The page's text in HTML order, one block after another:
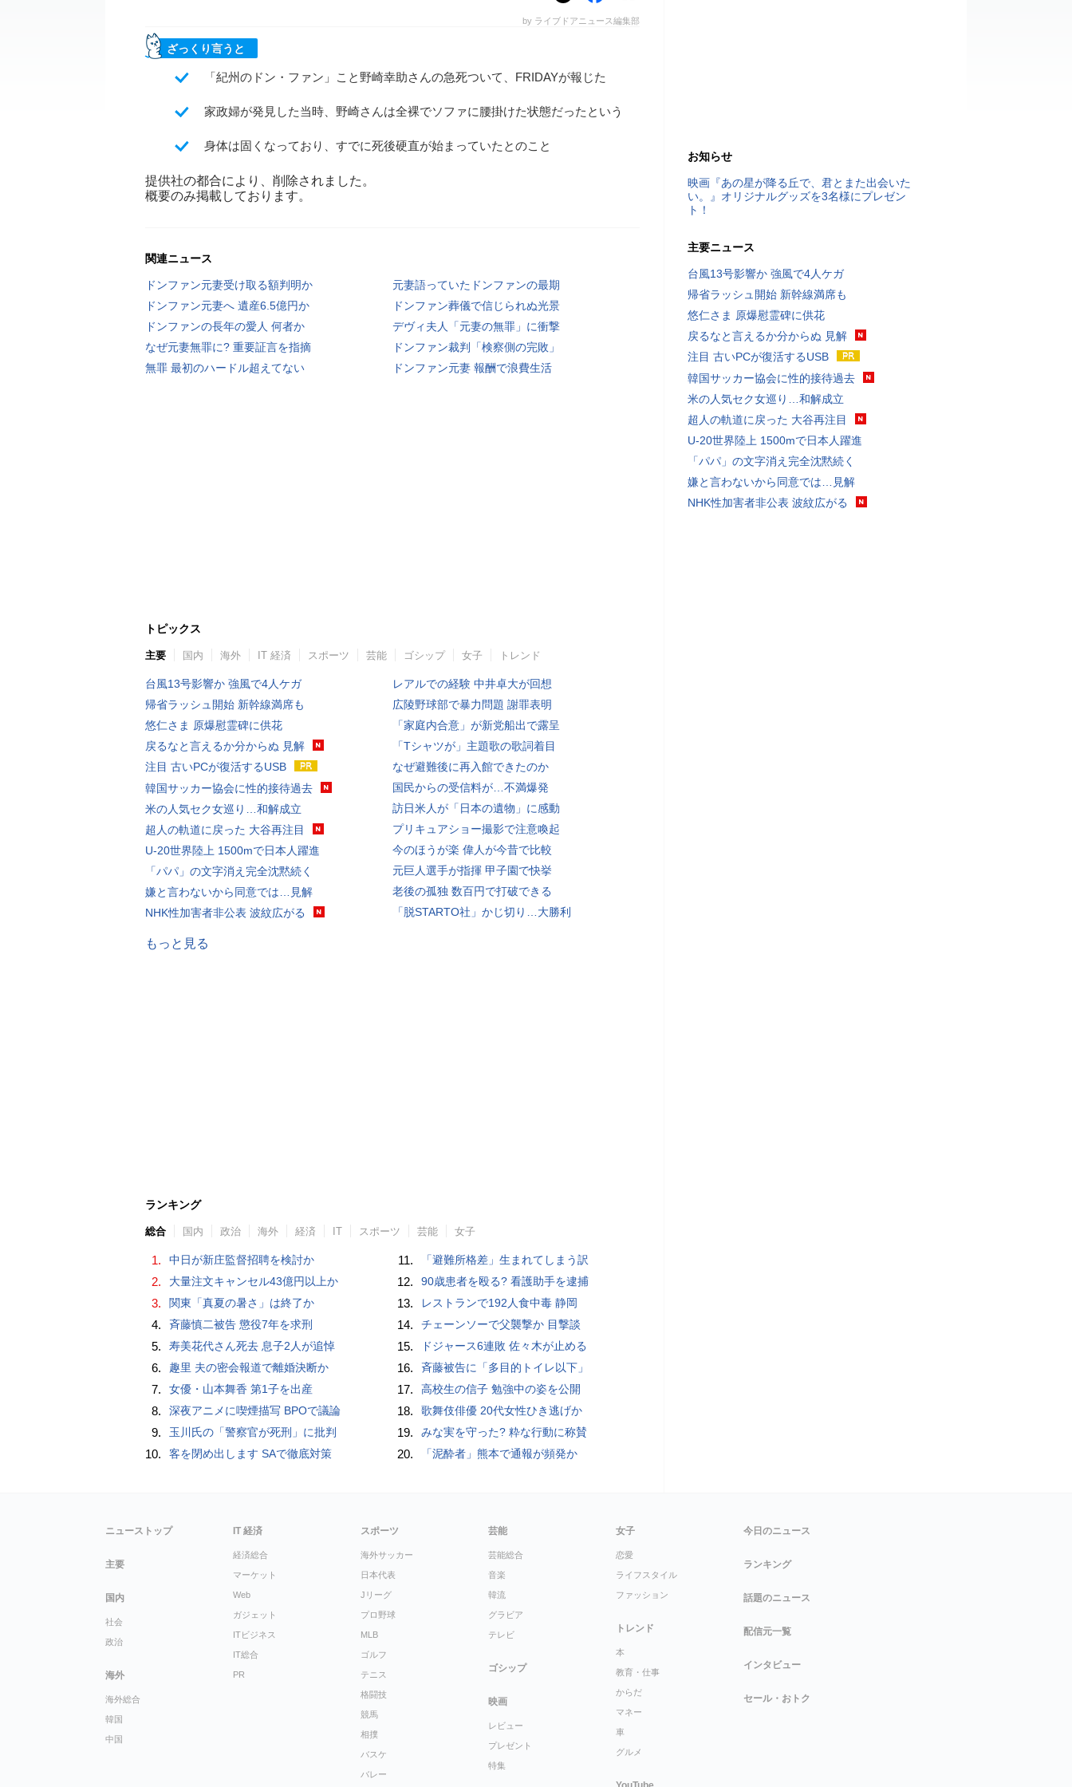
by ライブドアニュース編集部
ざっくり言うと
「紀州のドン・ファン」こと野崎幸助さんの急死ついて、FRIDAYが報じた
家政婦が発見した当時、野崎さんは全裸でソファに腰掛けた状態だったという
身体は固くなっており、すでに死後硬直が始まっていたとのこと
提供社の都合により、削除されました。
概要のみ掲載しております。
関連ニュース
ドンファン元妻受け取る額判明か
元妻語っていたドンファンの最期
ドンファン元妻へ 遺産6.5億円か
ドンファン葬儀で信じられぬ光景
ドンファンの長年の愛人 何者か
デヴィ夫人「元妻の無罪」に衝撃
なぜ元妻無罪に? 重要証言を指摘
ドンファン裁判「検察側の完敗」
無罪 最初のハードル超えてない
ドンファン元妻 報酬で浪費生活
トピックス
主要 国内 海外 IT 経済 スポーツ 芸能 ゴシップ 女子 トレンド
台風13号影響か 強風で4人ケガ
帰省ラッシュ開始 新幹線満席も
悠仁さま 原爆慰霊碑に供花
戻るなと言えるか分からぬ 見解
注目 古いPCが復活するUSB
韓国サッカー協会に性的接待過去
米の人気セク女巡り…和解成立
超人の軌道に戻った 大谷再注目
U-20世界陸上 1500mで日本人躍進
「パパ」の文字消え完全沈黙続く
嫌と言わないから同意では…見解
NHK性加害者非公表 波紋広がる
レアルでの経験 中井卓大が回想
広陵野球部で暴力問題 謝罪表明
「家庭内合意」が新党船出で露呈
「Tシャツが」主題歌の歌詞着目
なぜ避難後に再入館できたのか
国民からの受信料が…不満爆発
訪日米人が「日本の遺物」に感動
プリキュアショー撮影で注意喚起
今のほうが楽 偉人が今昔で比較
元巨人選手が指揮 甲子園で快挙
老後の孤独 数百円で打破できる
「脱STARTO社」かじ切り…大勝利
もっと見る
ランキング
総合 国内 政治 海外 経済 IT スポーツ 芸能 女子
1. 中日が新庄監督招聘を検討か
2. 大量注文キャンセル43億円以上か
3. 関東「真夏の暑さ」は終了か
4. 斉藤慎二被告 懲役7年を求刑
5. 寿美花代さん死去 息子2人が追悼
6. 趣里 夫の密会報道で離婚決断か
7. 女優・山本舞香 第1子を出産
8. 深夜アニメに喫煙描写 BPOで議論
9. 玉川氏の「警察官が死刑」に批判
10. 客を閉め出します SAで徹底対策
11. 「避難所格差」生まれてしまう訳
12. 90歳患者を殴る? 看護助手を逮捕
13. レストランで192人食中毒 静岡
14. チェーンソーで父襲撃か 目撃談
15. ドジャース6連敗 佐々木が止める
16. 斉藤被告に「多目的トイレ以下」
17. 高校生の信子 勉強中の姿を公開
18. 歌舞伎俳優 20代女性ひき逃げか
19. みな実を守った? 粋な行動に称賛
20. 「泥酔者」熊本で通報が頻発か
お知らせ
映画『あの星が降る丘で、君とまた出会いた
い。』オリジナルグッズを3名様にプレゼン
ト！
主要ニュース
台風13号影響か 強風で4人ケガ
帰省ラッシュ開始 新幹線満席も
悠仁さま 原爆慰霊碑に供花
戻るなと言えるか分からぬ 見解
注目 古いPCが復活するUSB
韓国サッカー協会に性的接待過去
米の人気セク女巡り…和解成立
超人の軌道に戻った 大谷再注目
U-20世界陸上 1500mで日本人躍進
「パパ」の文字消え完全沈黙続く
嫌と言わないから同意では…見解
NHK性加害者非公表 波紋広がる
ニューストップ
主要
国内
社会
政治
海外
海外総合
韓国
中国
IT 経済
経済総合
マーケット
Web
ガジェット
ITビジネス
IT総合
PR
スポーツ
海外サッカー
日本代表
Jリーグ
プロ野球
MLB
ゴルフ
テニス
格闘技
競馬
相撲
バスケ
バレー
芸能
芸能総合
音楽
韓流
グラビア
テレビ
ゴシップ
映画
レビュー
プレゼント
特集
女子
恋愛
ライフスタイル
ファッション
トレンド
本
教育・仕事
からだ
マネー
車
グルメ
今日のニュース
ランキング
話題のニュース
配信元一覧
インタビュー
セール・おトク